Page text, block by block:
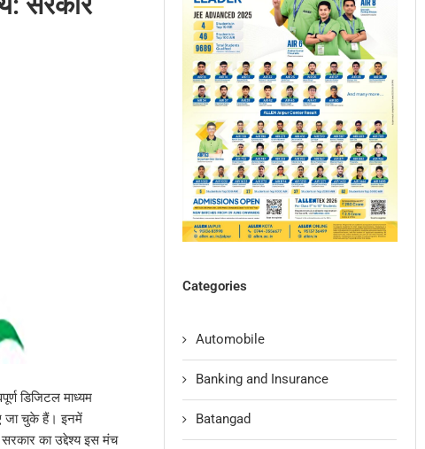
डिजिटल माध्यम
जा चुके हैं। इनमें
का उद्देश्य इस मंच
Categories
Automobile
Banking and Insurance
Batangad